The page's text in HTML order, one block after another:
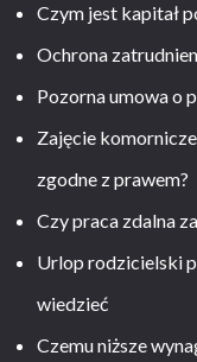
Czym jest kapitał
Ochrona
Pozorna umowa o
Zajęcie
zgodne z prawem?
Czy praca zdalna
Urlop rodzicielski
wiedzieć
Czemu niższe